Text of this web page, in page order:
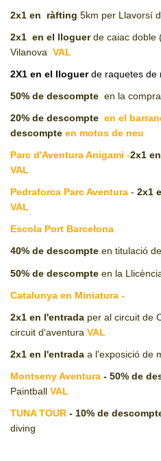
2x1 en
ràfting 5km per Llavorsí
2x1 en el lloguerde caiac doble
Vilanova VAL
2X1 en el lloguerde raquetes de
50% de descompte en la
20% de descompte en el
descompte en motos de neu
Parc d'Aventura Anigami -2x1
VAL
Pedraforca Parc Aventura - 2x1
VAL
Escola Port Barcelona
40% de descompte en titulació
50% de descompte en la
Catalunya en Miniatura -
2x1 en l'entrada per al circuit de
circuit d'aventura VAL
2x1 en l'entrada a l'exposició de
Montseny Aventura - 50% de
Paintball VAL
TUNA TOUR - 10% de
diving